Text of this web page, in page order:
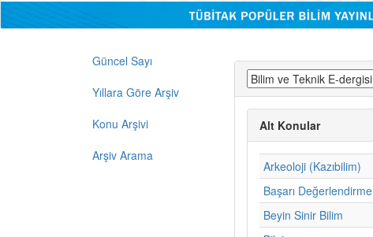
Güncel Sayı
Yıllara Göre Arşiv
Konu Arşivi
Arşiv Arama
Alt Konular
Arkeoloji (Kazıbilim)
Başarı Değerlendirme
Beyin Sinir Bilim